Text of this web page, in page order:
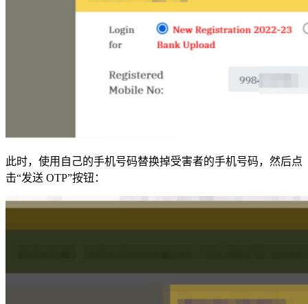
此时，使用自己的手机号码替换掉受害者的手机号码，然后点
击“发送 OTP”按钮：